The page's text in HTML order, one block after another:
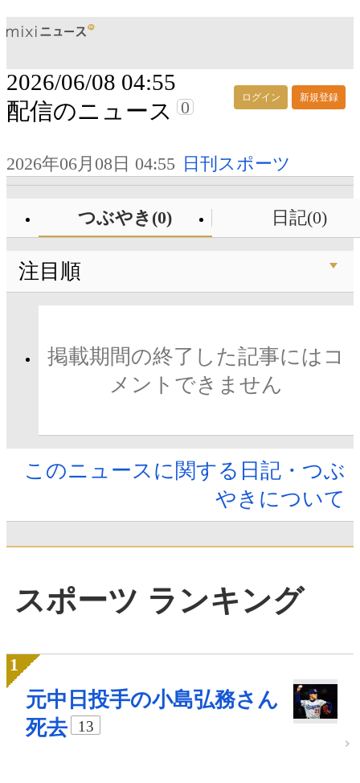
ログイン 新規登録
2026/06/08 04:55
配信のニュース
0
2026年06月08日 04:55 日刊スポーツ
つぶやき(0) 日記(0)
注目順
掲載期間の終了した記事にはコ
メントできません
このニュースに関する日記・つぶ
やきについて
スポーツ ランキング
元中日投手の小島弘務さん
死去
13